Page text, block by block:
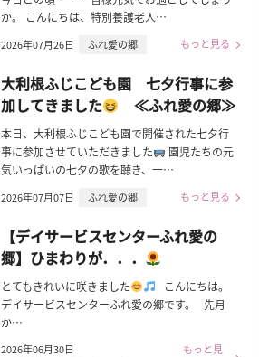
か。 こんにちは、特別養護老人…
2026年07月26日 ふれ愛の郷 もっと見る
大利根ふじこども園 七夕行事に参
加してきました
≪ふれ愛の郷≫
本日、大利根ふじこども園で開催された七夕行
事に参加させていただきました
園児たちの元
気いっぱいの七夕の歌を聴き、一…
2026年07月07日 ふれ愛の郷 もっと見る
【デイサービスセンターふれ愛の
郷】ひまわりが．．．
とてもきれいに咲きました
こんにちは。
デイサービスセンターふれ愛の郷です。 先月
か…
2026年06月30日
もっと見